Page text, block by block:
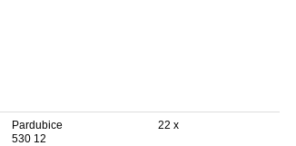
Pardubice
530 12
22 x